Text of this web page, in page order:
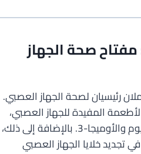
مفتاح صحة الجهاز
رئيسيان لصحة الجهاز العصبي.
المفيدة للجهاز العصبي،
مثل الأطعمة الغنية بالمغنيسيوم والأوميجا-3. بالإضافة إلى ذلك،
خلايا الجهاز العصبي